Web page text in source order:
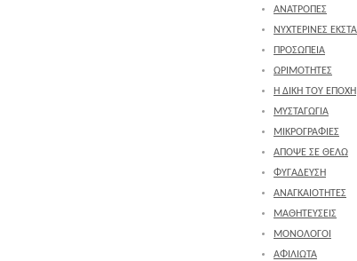
ΑΝΑΤΡΟΠΕΣ
ΝΥΧΤΕΡΙΝΕΣ
ΠΡΟΣΩΠΕΙΑ
ΩΡΙΜΟΤΗΤΕΣ
Η ΔΙΚΗ ΤΟΥ ΕΠΟΧΗ
ΜΥΣΤΑΓΩΓΙΑ
ΜΙΚΡΟΓΡΑΦΙΕΣ
ΑΠΟΨΕ ΣΕ ΘΕΛΩ
ΦΥΓΑΔΕΥΣΗ
ΑΝΑΓΚΑΙΟΤΗΤΕΣ
ΜΑΘΗΤΕΥΣΕΙΣ
ΜΟΝΟΛΟΓΟΙ
ΑΦΙΛΙΩΤΑ